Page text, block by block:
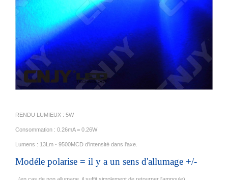
RENDU LUMIEUX : 5W
Consommation : 0.26mA = 0.26W
Lumens : 13Lm - 9500MCD d'intensité dans l'axe.
Modéle polarise = il y a un sens d'allumage +/-